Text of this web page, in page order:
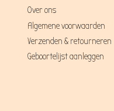
Over ons
Algemene voorwaarden
Verzenden & retourneren
Geboortelijst aanleggen